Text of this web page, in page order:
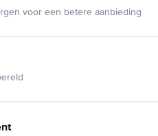
voor een betere aanbieding